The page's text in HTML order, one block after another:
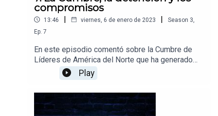
compromisos
13:46 | viernes, 6 de enero de 2023 | Season 3,
Ep. 7
En este episodio comentó sobre la Cumbre de
Líderes de América del Norte que ha generado
mucha expectativa y promete reanimar los
mecanismos de cooperación trilateral. En la
antesala de la Cumbre, se lleva a cabo una
importante detención que pone el acento en la
importancia de la seguridad regional.
Play